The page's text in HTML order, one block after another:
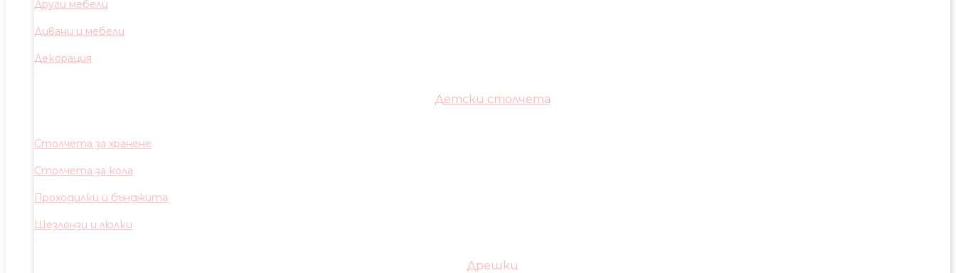
Други мебели
Дивани и мебели
Декорация
Детски столчета
Столчета за хранене
Столчета за кола
Проходилки и бънджита
Шезлонзи и люлки
Дрешки